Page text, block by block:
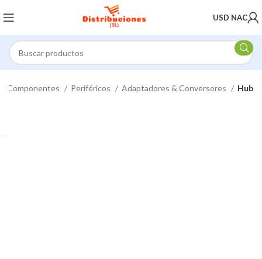
USD NAC
Componentes Periféricos Adaptadores & Conversores Hub